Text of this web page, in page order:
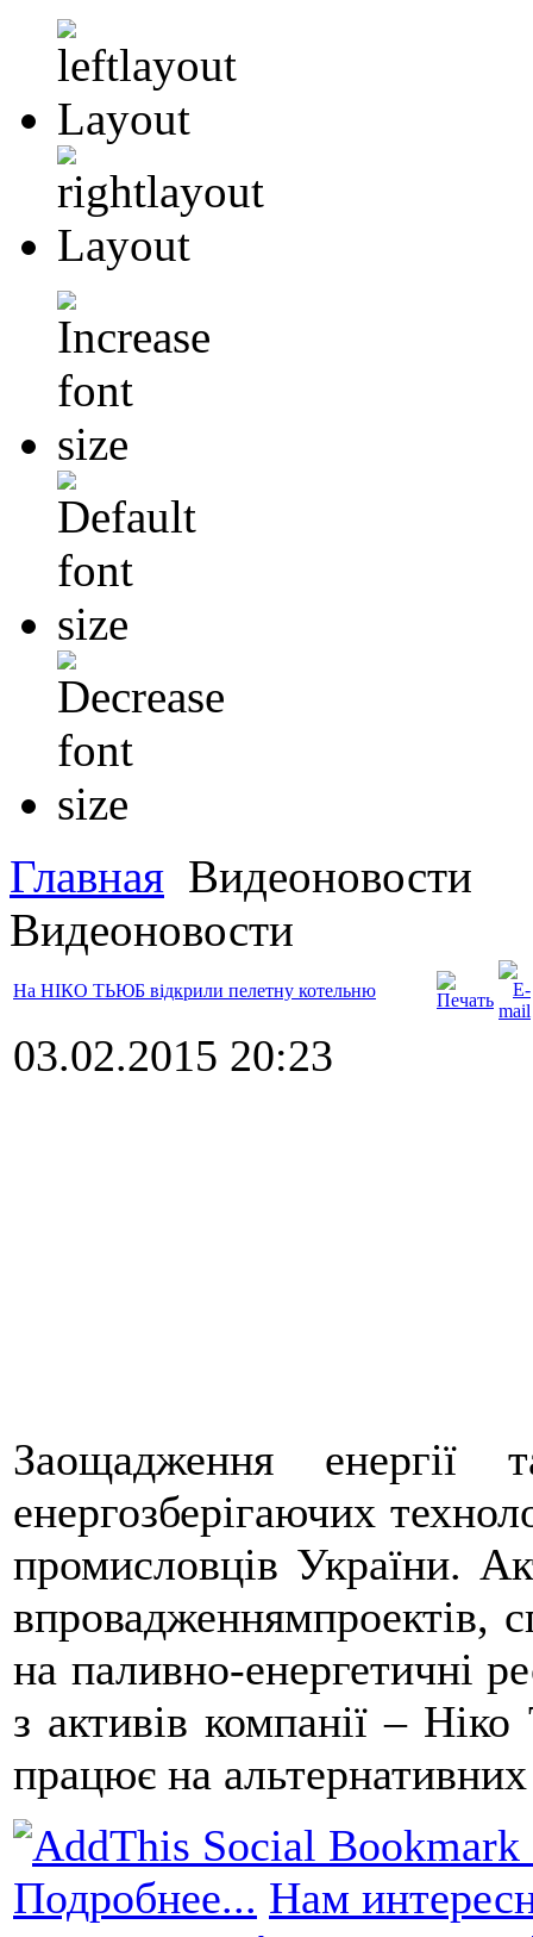
Главная Видеоновости
Видеоновости
На НІКО ТЬЮБ відкрили пелетну котельню
03.02.2015 20:23
Заощадження енергії
енергозберігаючих
промисловців України.
впровадженнямпроектів,
на паливно-
з активів компанії –
працює на
Подробнее... Нам